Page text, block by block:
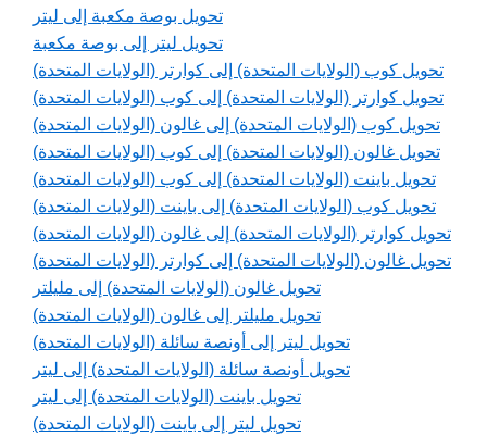
تحويل بوصة مكعبة إلى ليتر
تحويل ليتر إلى بوصة مكعبة
تحويل كوب (الولايات المتحدة) إلى كوارتر (الولايات المتحدة)
تحويل كوارتر (الولايات المتحدة) إلى كوب (الولايات المتحدة)
تحويل كوب (الولايات المتحدة) إلى غالون (الولايات المتحدة)
تحويل غالون (الولايات المتحدة) إلى كوب (الولايات المتحدة)
تحويل باينت (الولايات المتحدة) إلى كوب (الولايات المتحدة)
تحويل كوب (الولايات المتحدة) إلى باينت (الولايات المتحدة)
تحويل كوارتر (الولايات المتحدة) إلى غالون (الولايات المتحدة)
تحويل غالون (الولايات المتحدة) إلى كوارتر (الولايات المتحدة)
تحويل غالون (الولايات المتحدة) إلى مليلتر
تحويل مليلتر إلى غالون (الولايات المتحدة)
تحويل ليتر إلى أونصة سائلة (الولايات المتحدة)
تحويل أونصة سائلة (الولايات المتحدة) إلى ليتر
تحويل باينت (الولايات المتحدة) إلى ليتر
تحويل ليتر إلى باينت (الولايات المتحدة)